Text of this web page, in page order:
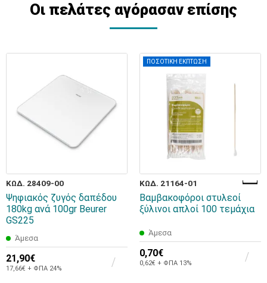
Οι πελάτες αγόρασαν επίσης
ΚΩΔ. 28409-00
Ψηφιακός ζυγός δαπέδου
180kg ανά 100gr Beurer
GS225
Άμεσα
21,90€
17,66€ + ΦΠΑ 24%
ΠΟΣΟΤΙΚΗ ΕΚΠΤΩΣΗ
ΚΩΔ. 21164-01
Βαμβακοφόροι στυλεοί
ξύλινοι απλοί 100 τεμάχια
Άμεσα
0,70€
0,62€ + ΦΠΑ 13%